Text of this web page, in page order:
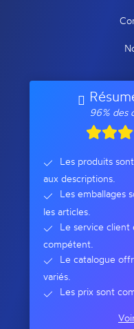
96% des
Les produits
aux descriptions.
Les emballages
les articles.
Le service client
compétent.
Le catalogue
variés.
Les prix sont